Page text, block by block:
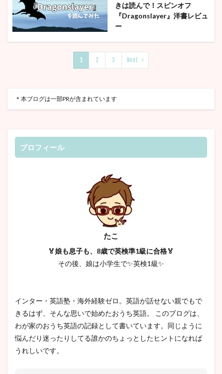
きは読んで！スピンオフ
『Dragonslayer』洋書レビュ
ー
1 2 3 Next
＊本ブログは一部PRが含まれています
プロフィール
たこ
🏅娘も息子も、8歳で英検準1級に合格🏅
その後、娘は小学生で✨英検1級✨
インター・英語塾・海外経験ゼロ。英語が話せない親でもで
きるはず、そんな思いで始めたおうち英語。 このブログは、
わが家のおうち英語の記録として書いています。同じように
悩んだり迷ったりしてる誰かのちょっとしたヒントになれば
うれしいです。